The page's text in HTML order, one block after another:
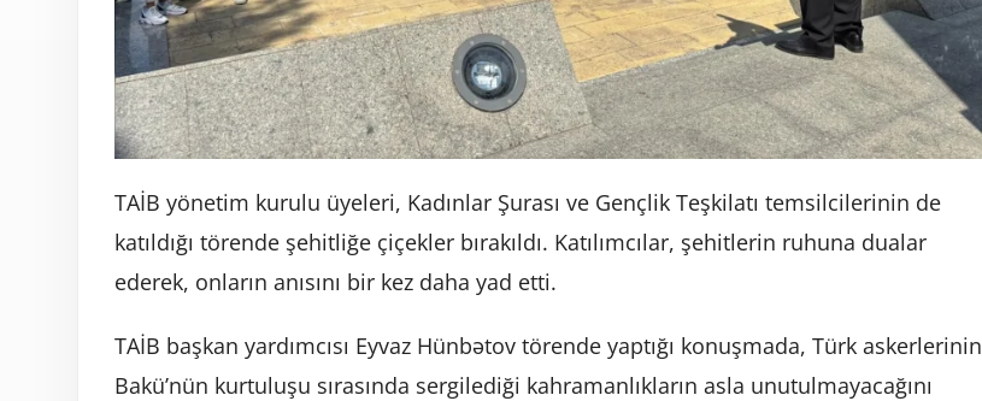
TAİB yönetim kurulu üyeleri, Kadınlar Şurası ve Gençlik Teşkilatı temsilcilerinin de
katıldığı törende şehitliğe çiçekler bırakıldı. Katılımcılar, şehitlerin ruhuna dualar
ederek, onların anısını bir kez daha yad etti.
TAİB başkan yardımcısı Eyvaz Hünbətov törende yaptığı konuşmada, Türk askerlerinin
Bakü’nün kurtuluşu sırasında sergilediği kahramanlıkların asla unutulmayacağını